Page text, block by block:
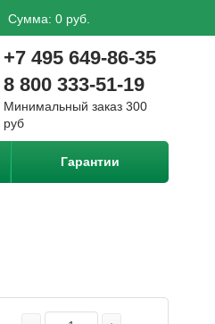
Сумма: 0 руб.
+7 495 649-86-35
8 800 333-51-19
Минимальный заказ 300
руб
Гарантии